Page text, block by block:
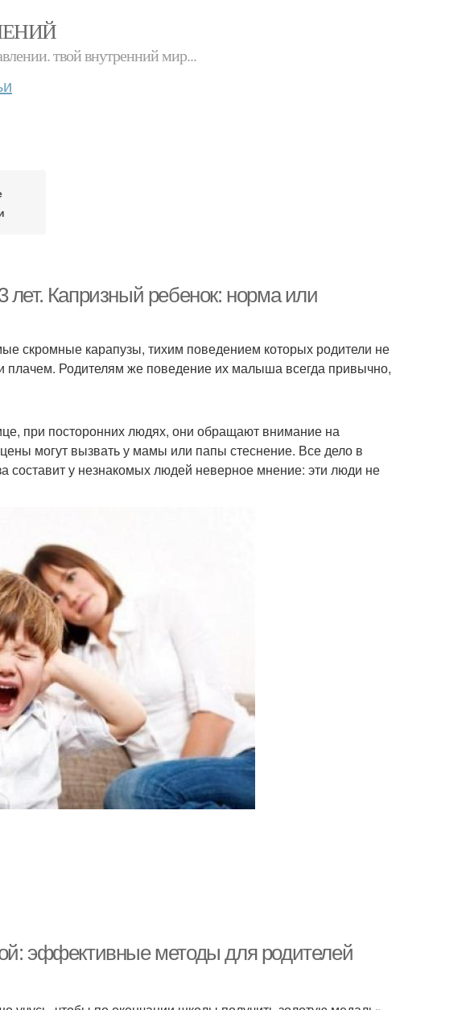
твой внутренний мир...
лет. Капризный ребенок: норма или
скромные карапузы, тихим поведением которых родители не
плачем. Родителям же поведение их малыша всегда привычно,
при посторонних людях, они обращают внимание на
могут вызвать у мамы или папы стеснение. Все дело в
составит у незнакомых людей неверное мнение: эти люди не
эффективные методы для родителей